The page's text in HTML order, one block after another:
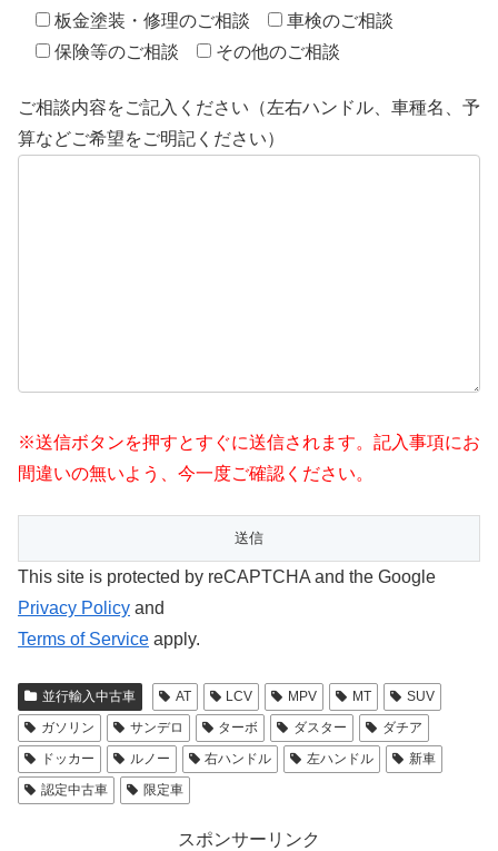
板金塗装・修理のご相談
車検のご相談
保険等のご相談
その他のご相談
ご相談内容をご記入ください（左右ハンドル、車種名、予
算などご希望をご明記ください）
※送信ボタンを押すとすぐに送信されます。記入事項にお
間違いの無いよう、今一度ご確認ください。
This site is protected by reCAPTCHA and the Google
Privacy Policy and
Terms of Service apply.
並行輸入中古車 AT LCV MPV MT
SUV
ガソリン
サンデロ ターボ ダスター
ダチア
ドッカー
ルノー 右ハンドル 左ハンドル
新車
認定中古車
限定車
スポンサーリンク